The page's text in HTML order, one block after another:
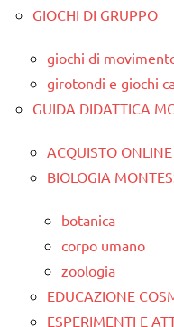
GIOCHI DI GRUPPO
giochi di
girotondi e giochi
GUIDA DIDATTICA
ACQUISTO
BIOLOGIA
botanica
corpo umano
zoologia
EDUCAZIONE
ESPERIMENTI E